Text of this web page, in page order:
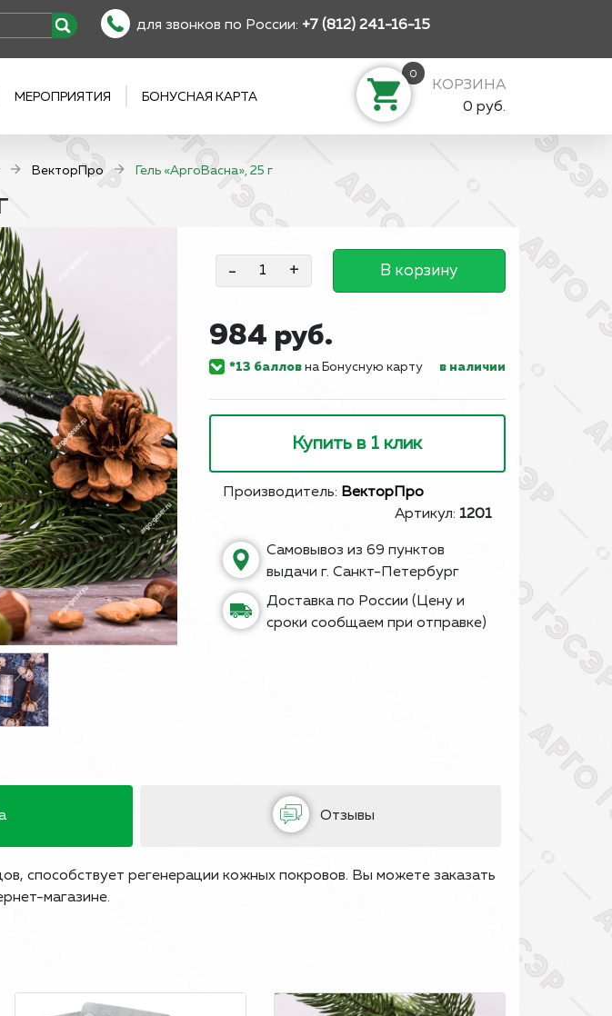
для звонков по России: +7 (812) 241-16-15
МЕРОПРИЯТИЯ БОНУСНАЯ КАРТА
0
КОРЗИНА
0 руб.
ВекторПро Гель «АргоВасна», 25 г
- + В корзину
984 руб.
*13 балловна Бонусную карту в наличии
Купить в 1 клик
Производитель: ВекторПро
Артикул: 1201
Самовывоз из 69 пунктов
выдачи г. Санкт-Петербург
Доставка по России (Цену и
сроки сообщаем при отправке)
Отзывы
способствует регенерации кожных покровов. Вы можете заказать
магазине.